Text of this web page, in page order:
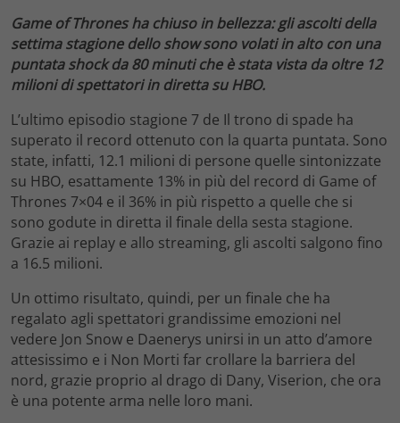
Game of Thrones ha chiuso in bellezza: gli ascolti della
settima stagione dello show sono volati in alto con una
puntata shock da 80 minuti che è stata vista da oltre 12
milioni di spettatori in diretta su HBO.
L’ultimo episodio stagione 7 de Il trono di spade ha
superato il record ottenuto con la quarta puntata. Sono
state, infatti, 12.1 milioni di persone quelle sintonizzate
su HBO, esattamente 13% in più del record di Game of
Thrones 7×04 e il 36% in più rispetto a quelle che si
sono godute in diretta il finale della sesta stagione.
Grazie ai replay e allo streaming, gli ascolti salgono fino
a 16.5 milioni.
Un ottimo risultato, quindi, per un finale che ha
regalato agli spettatori grandissime emozioni nel
vedere Jon Snow e Daenerys unirsi in un atto d’amore
attesissimo e i Non Morti far crollare la barriera del
nord, grazie proprio al drago di Dany, Viserion, che ora
è una potente arma nelle loro mani.